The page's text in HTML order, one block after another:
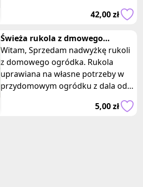
42,00 zł
Świeża rukola z dmowego
ogródka eko
Witam, Sprzedam nadwyżkę rukoli
z domowego ogródka. Rukola
uprawiana na własne potrzeby w
przydomowym ogródku z dala od
5,00 zł